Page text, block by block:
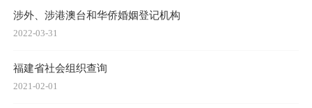
涉外、涉港澳台和华侨婚姻登记机构
2022-03-31
福建省社会组织查询
2021-02-01